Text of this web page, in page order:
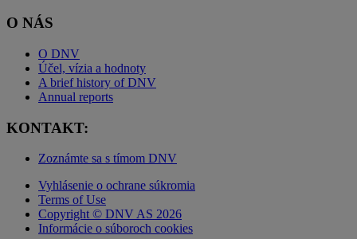
O NÁS
O DNV
Účel, vízia a hodnoty
A brief history of DNV
Annual reports
KONTAKT:
Zoznámte sa s tímom DNV
Vyhlásenie o ochrane súkromia
Terms of Use
Copyright © DNV AS 2026
Informácie o súboroch cookies